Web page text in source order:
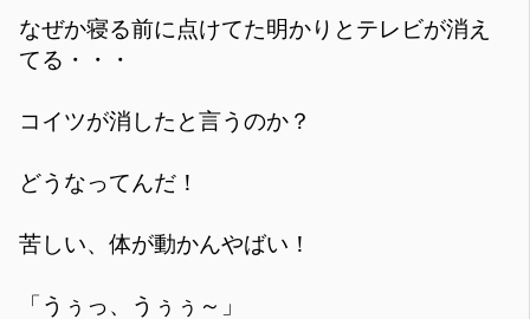
なぜか寝る前に点けてた明かりとテレビが消え
てる・・・
コイツが消したと言うのか？
どうなってんだ！
苦しい、体が動かんやばい！
「うぅっ、うぅぅ～」